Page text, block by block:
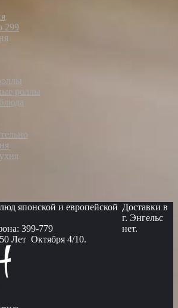
299
роллы
японской и европейской
399-779
Лет Октября 4/10.
Доставки в
г. Энгельс
нет.